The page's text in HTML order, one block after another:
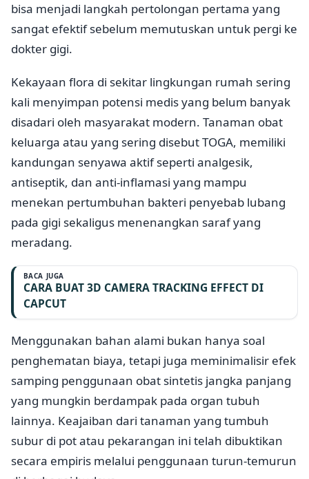
bisa menjadi langkah pertolongan pertama yang
sangat efektif sebelum memutuskan untuk pergi ke
dokter gigi.
Kekayaan flora di sekitar lingkungan rumah sering
kali menyimpan potensi medis yang belum banyak
disadari oleh masyarakat modern. Tanaman obat
keluarga atau yang sering disebut TOGA, memiliki
kandungan senyawa aktif seperti analgesik,
antiseptik, dan anti-inflamasi yang mampu
menekan pertumbuhan bakteri penyebab lubang
pada gigi sekaligus menenangkan saraf yang
meradang.
BACA JUGA
CARA BUAT 3D CAMERA TRACKING EFFECT DI
CAPCUT
Menggunakan bahan alami bukan hanya soal
penghematan biaya, tetapi juga meminimalisir efek
samping penggunaan obat sintetis jangka panjang
yang mungkin berdampak pada organ tubuh
lainnya. Keajaiban dari tanaman yang tumbuh
subur di pot atau pekarangan ini telah dibuktikan
secara empiris melalui penggunaan turun-temurun